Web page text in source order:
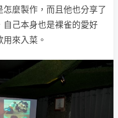
麼製作，而且他也分享了
己本身也是裸雀的愛好
來入菜。